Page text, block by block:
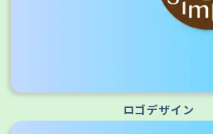
ロゴデザイン